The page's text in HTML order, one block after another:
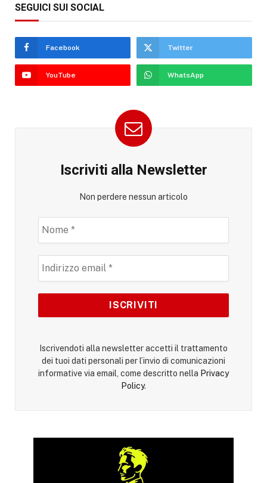
SEGUICI SUI SOCIAL
Facebook Twitter
YouTube WhatsApp
Iscriviti alla Newsletter
Non perdere nessun articolo
Iscrivendoti alla newsletter accetti il trattamento
dei tuoi dati personali per l’invio di comunicazioni
informative via email, come descritto nella Privacy
Policy.